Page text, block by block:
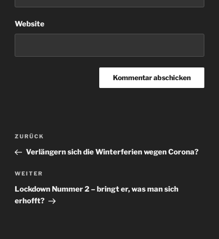
Website
Beitragsnavigation
Vorheriger
Beitrag
ZURÜCK
Verlängern sich die Winterferien wegen Corona?
Nächster
Beitrag
WEITER
Lockdown Nummer 2 – bringt er, was man sich
erhofft?